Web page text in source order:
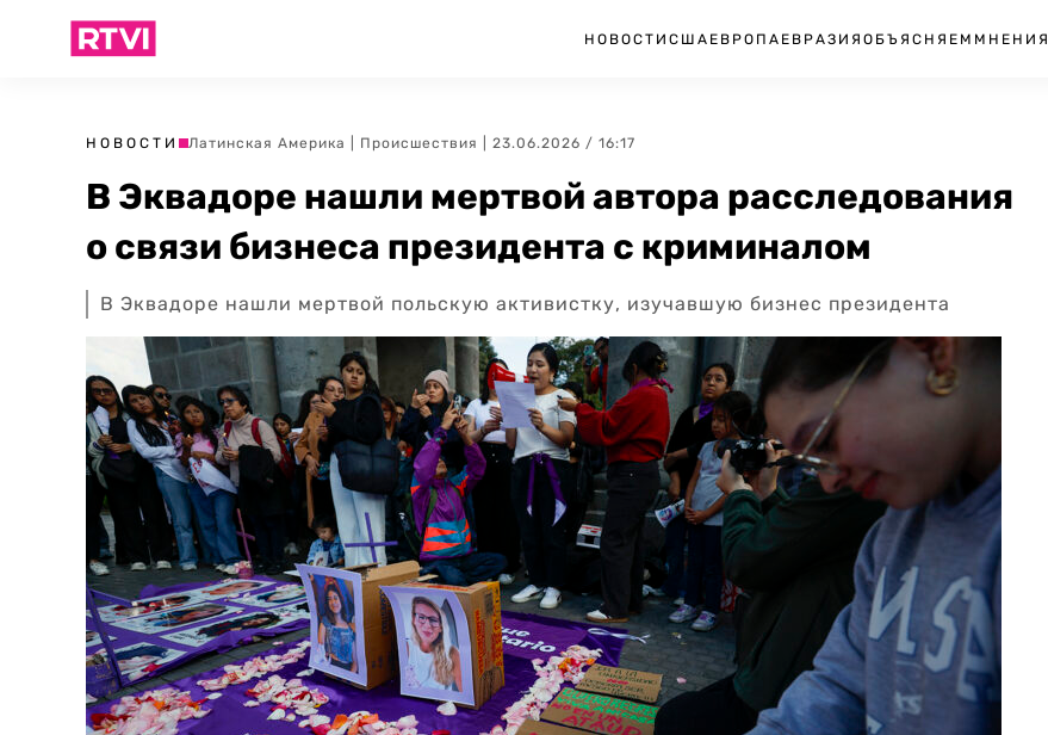
НОВОСТИ США ЕВРОПА ЕВРАЗИЯ ОБЪЯСНЯЕМ МНЕНИЯ
НОВОСТИ Латинская Америка Происшествия | 23.06.2026 / 16:17
В Эквадоре нашли мертвой автора расследования
о связи бизнеса президента с криминалом
В Эквадоре нашли мертвой польскую активистку, изучавшую бизнес президента